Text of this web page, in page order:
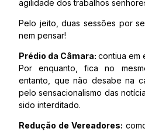
agilidade dos trabalhos
Pelo jeito, duas sessões por
nem pensar!
Prédio da Câmara: contiua em
Por enquanto, fica no
entanto, que não desabe na
pelo sensacionalismo das
sido interditado.
Redução de Vereadores: